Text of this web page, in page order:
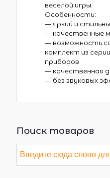
веселой игры.
Особенности:
— яркий и
— качественные
— возможность
комплект из
приборов
— качественная
— без звуковых
Поиск товаров